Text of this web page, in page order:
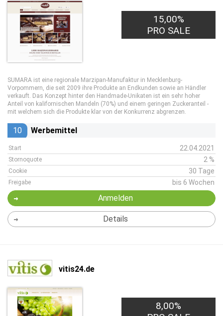
15,00%
PRO SALE
SUMARA ist eine regionale Marzipan-Manufaktur in Mecklenburg-
Vorpommern, die seit 2009 ihre Produkte an Endkunden sowie an Händler
verkauft. Das Konzept hinter den Handmade-Unikaten ist ein sehr hoher
Anteil von kalifornischen Mandeln (70%) und einem geringen Zuckeranteil -
mit welchem sich die Produkte klar von der Konkurrenz abgrenzen.
10 Werbemittel
Start 22.04.2021
Stornoquote 2 %
Cookie 30 Tage
Freigabe bis 6 Wochen
Anmelden
Details
vitis24.de
8,00%